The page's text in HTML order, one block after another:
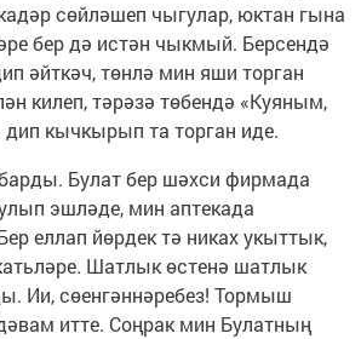
сөйләшеп чыгулар, юктан гына
бер дә истән чыкмый. Берсендә
әйткәч, төнлә мин яши торган
килеп, тәрәзә төбендә «Куяным,
кычкырып та торган иде.
Булат бер шәхси фирмада
эшләде, мин аптекада
еллап йөрдек тә никах укыттык,
Шатлык өстенә шатлык
Ии, сөенгәннәребез! Тормыш
итте. Соңрак мин Булатның